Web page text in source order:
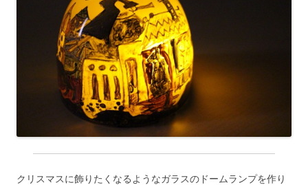
クリスマスに飾りたくなるようなガラスのドームランプを作り